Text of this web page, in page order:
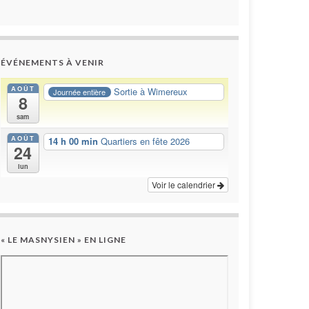
ÉVÉNEMENTS À VENIR
AOÛT
8
sam
Journée entière Sortie à Wimereux
AOÛT
24
lun
14 h 00 min Quartiers en fête 2026
Voir le calendrier
« LE MASNYSIEN » EN LIGNE